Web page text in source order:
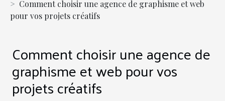
Comment choisir une agence de graphisme et web
pour vos projets créatifs
Comment choisir une agence de
graphisme et web pour vos
projets créatifs